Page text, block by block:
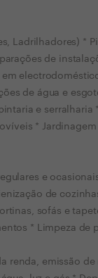
Ladrilhadores) *
de
de água e
e serralharia
*
e
de
sofás e
* Limpeza de
renda, emissão de